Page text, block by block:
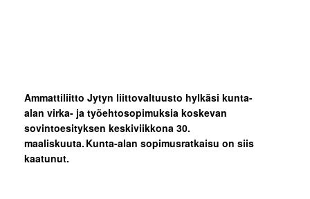
Ammattiliitto Jytyn liittovaltuusto hylkäsi kunta-
alan virka- ja työehtosopimuksia koskevan
sovintoesityksen keskiviikkona 30.
maaliskuuta. Kunta-alan sopimusratkaisu on siis
kaatunut.